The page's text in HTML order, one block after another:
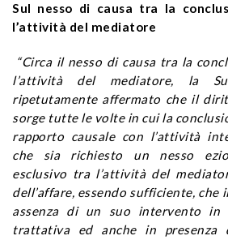
Sul nesso di causa tra la
l’attività del mediatore
“Circa il nesso di causa tra la
l’attività del mediatore, la
ripetutamente affermato che il
sorge tutte le volte in cui la
rapporto causale con l’attività
che sia richiesto un nesso
esclusivo tra l’attività del
dell’affare, essendo sufficiente, che
assenza di un suo intervento
trattativa ed anche in presenza